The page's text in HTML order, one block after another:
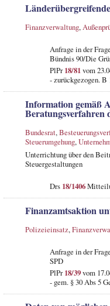
Finanzverwaltung,
Anfrage in der
Bündnis 90/Die
PlPr18/81vom
- zurückgezogen. B
Information gemäß
Beratungsverfahren
Bundesrat,
Steuerumgehung,
Unterrichtung über den
Steuergestaltungen
Drs 18/1406
Finanzamtsaktion
Polizeieinsatz,
Anfrage in der
SPD
PlPr18/39vom
- gem. § 30 Abs 5